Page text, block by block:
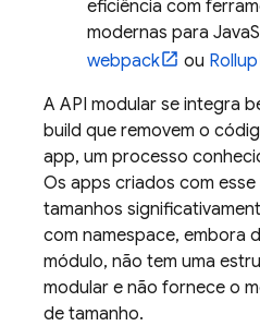
eficiência com
modernas para
webpack
ou Rollup
A API modular se integra
build que removem o
app, um processo
Os apps criados com
tamanhos
com namespace, embora
módulo, não tem uma
modular e não fornece o
de tamanho.